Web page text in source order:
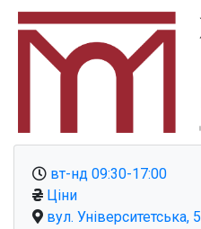
вт-нд 09:30-17:00
Ціни
вул. Університетська, 5